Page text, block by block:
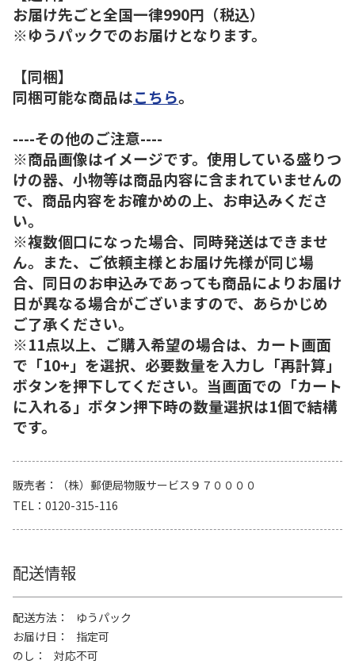
お届け先ごと全国一律990円（税込）
※ゆうパックでのお届けとなります。
【同梱】
同梱可能な商品はこちら。
----その他のご注意----
※商品画像はイメージです。使用している盛りつ
けの器、小物等は商品内容に含まれていませんの
で、商品内容をお確かめの上、お申込みくださ
い。
※複数個口になった場合、同時発送はできませ
ん。また、ご依頼主様とお届け先様が同じ場
合、同日のお申込みであっても商品によりお届け
日が異なる場合がございますので、あらかじめ
ご了承ください。
※11点以上、ご購入希望の場合は、カート画面
で「10+」を選択、必要数量を入力し「再計算」
ボタンを押下してください。当画面での「カート
に入れる」ボタン押下時の数量選択は1個で結構
です。
販売者
（株）郵便局物販サービス９７００００
TEL
0120-315-116
配送情報
配送方法
ゆうパック
お届け日
指定可
のし
対応不可